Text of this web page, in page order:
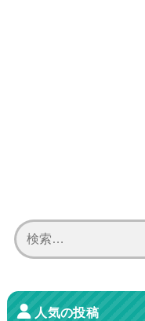
人気の投稿